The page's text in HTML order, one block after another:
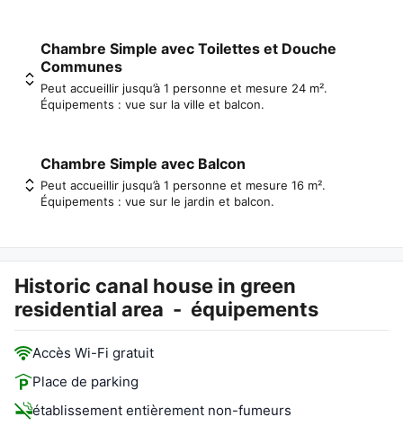
Chambre Simple avec Toilettes et Douche
Communes
Peut accueillir jusqu’à 1 personne et mesure 24 m².
Équipements : vue sur la ville et balcon.
Chambre Simple avec Balcon
Peut accueillir jusqu’à 1 personne et mesure 16 m².
Équipements : vue sur le jardin et balcon.
Historic canal house in green
residential area - équipements
Accès Wi-Fi gratuit
Place de parking
établissement entièrement non-fumeurs